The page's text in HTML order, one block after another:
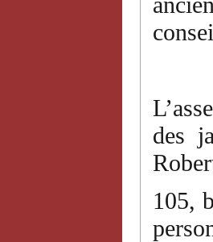
des
105,